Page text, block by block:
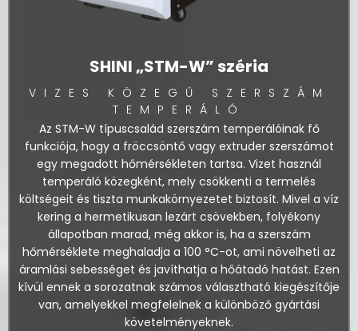
SHINI „STM-W” széria
VIZES KÖZEGŰ SZERSZÁM
TEMPERÁLÓ
Az STM-W típuscsalád szerszám temperálóinak fő
funkciója, hogy a fröccsöntő vagy extruder szerszámot
egy megadott hőmérsékleten tartsa. Vizet használ
temperáló közegként, mely csökkenti a termelés
költségeit és tiszta munkakörnyezetet biztosít. Mivel a víz
kering a hermetikusan lezárt csövekben, folyékony
állapotban marad, még akkor is, ha a szerszám
hőmérséklete meghaladja a 100 °C-ot, ami növelheti az
áramlási sebességet és javíthatja a hőátadó hatást. Ezen
kívül ennek a sorozatnak számos választható kiegészítője
van, amelyekkel megfelelnek a különböző gyártási
követelményeknek.